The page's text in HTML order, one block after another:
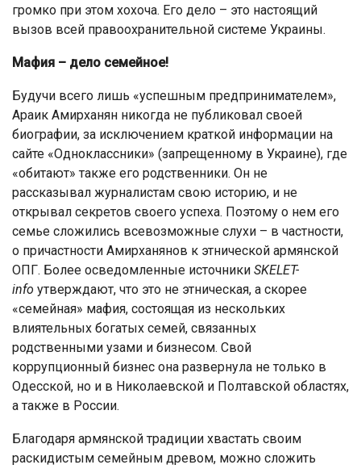
громко при этом хохоча. Его дело – это настоящий
вызов всей правоохранительной системе Украины.
Мафия – дело семейное!
Будучи всего лишь «успешным предпринимателем»,
Араик Амирханян никогда не публиковал своей
биографии, за исключением краткой информации на
сайте «Одноклассники» (запрещенному в Украине), где
«обитают» также его родственники. Он не
рассказывал журналистам свою историю, и не
открывал секретов своего успеха. Поэтому о нем его
семье сложились всевозможные слухи – в частности,
о причастности Амирханянов к этнической армянской
ОПГ. Более осведомленные источники SKELET-
info утверждают, что это не этническая, а скорее
«семейная» мафия, состоящая из нескольких
влиятельных богатых семей, связанных
родственными узами и бизнесом. Свой
коррупционный бизнес она развернула не только в
Одесской, но и в Николаевской и Полтавской областях,
а также в России.
Благодаря армянской традиции хвастать своим
раскидистым семейным древом, можно сложить